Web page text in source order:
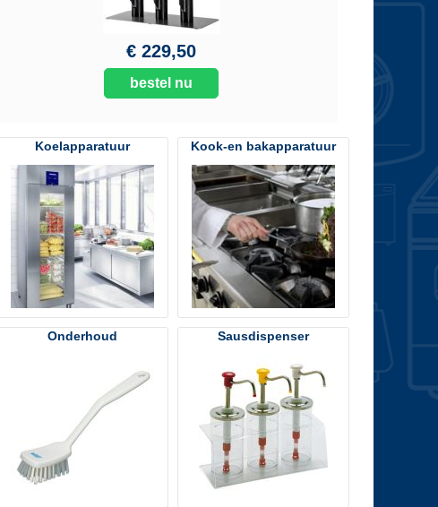
€ 229,50
bestel nu
Koelapparatuur Kook-en bakapparatuur
Onderhoud Sausdispenser